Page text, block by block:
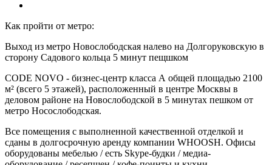
Как пройти от метро:
Выход из метро Новослободская налево на Долгоруковскую в
сторону Садового кольца 5 минут пещшком
CODE NOVO - бизнес-центр класса А общей площадью 2100
м² (всего 5 этажей), расположенный в центре Москвы в
деловом районе на Новослободской в 5 минутах пешком от
метро Носослободская.
Все помещения с выполненной качественной отделкой и
сданы в долгосрочную аренду компании WHOOSH. Офисы
оборудованы мебелью / есть Skype-будки / медиа-